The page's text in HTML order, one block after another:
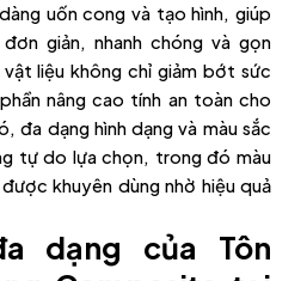
uốn cong và tạo hình, giúp
giản, nhanh chóng và gọn
liệu không chỉ giảm bớt sức
nâng cao tính an toàn cho
đa dạng hình dạng và màu sắc
tự do lựa chọn, trong đó màu
khuyên dùng nhờ hiệu quả
dạng của Tôn